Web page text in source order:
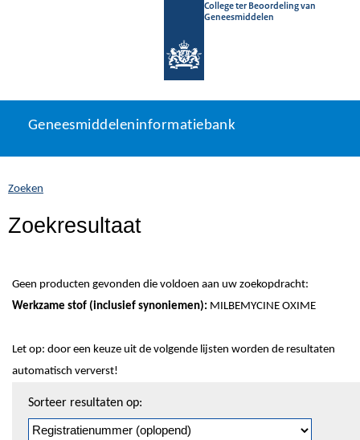
College ter Beoordeling van
Geneesmiddelen
naar
Geneesmiddeleninformatiebank
U
zich
hier:
Geneesmiddeleninformatiebank
Zoeken
Zoekresultaat
Geen producten gevonden die voldoen aan uw zoekopdracht:
Werkzame stof (inclusief synoniemen): MILBEMYCINE OXIME
Let op: door een keuze uit de volgende lijsten worden de resultaten
automatisch ververst!
pagineren
Sorteer resultaten op: